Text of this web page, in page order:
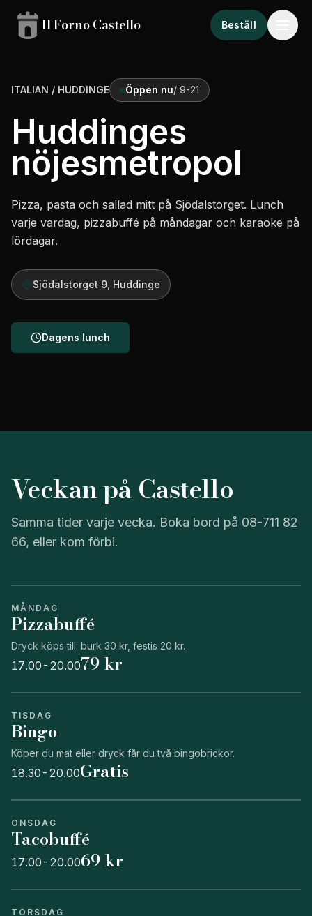
Il Forno Castello Beställ
ITALIAN / HUDDINGE Öppen nu/ 9-21
Huddinges
nöjesmetropol
Pizza, pasta och sallad mitt på Sjödalstorget. Lunch
varje vardag, pizzabuffé på måndagar och karaoke på
lördagar.
Sjödalstorget 9, Huddinge
Dagens lunch
Veckan på Castello
Samma tider varje vecka. Boka bord på 08-711 82
66, eller kom förbi.
MÅNDAG
Pizzabuffé
Dryck köps till: burk 30 kr, festis 20 kr.
17.00-20.0079 kr
TISDAG
Bingo
Köper du mat eller dryck får du två bingobrickor.
18.30-20.00Gratis
ONSDAG
Tacobuffé
17.00-20.0069 kr
TORSDAG